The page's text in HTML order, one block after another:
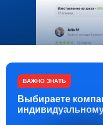
ВАЖНО ЗНАТЬ
Выбираете